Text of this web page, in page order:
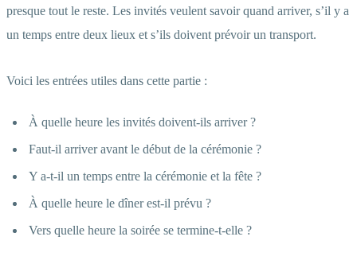
presque tout le reste. Les invités veulent savoir quand arriver, s’il y a
un temps entre deux lieux et s’ils doivent prévoir un transport.
Voici les entrées utiles dans cette partie :
À quelle heure les invités doivent-ils arriver ?
Faut-il arriver avant le début de la cérémonie ?
Y a-t-il un temps entre la cérémonie et la fête ?
À quelle heure le dîner est-il prévu ?
Vers quelle heure la soirée se termine-t-elle ?